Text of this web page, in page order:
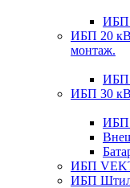
ИБП
ИБП 20
монтаж.
ИБП
ИБП 30
ИБП
ИБП
ИБП